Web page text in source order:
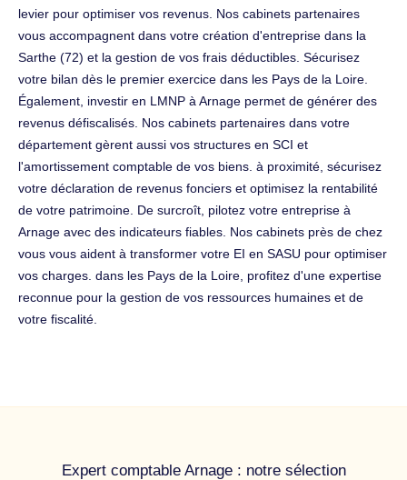
levier pour optimiser vos revenus. Nos cabinets partenaires
vous accompagnent dans votre création d'entreprise dans la
Sarthe (72) et la gestion de vos frais déductibles. Sécurisez
votre bilan dès le premier exercice dans les Pays de la Loire.
Également, investir en LMNP à Arnage permet de générer des
revenus défiscalisés. Nos cabinets partenaires dans votre
département gèrent aussi vos structures en SCI et
l'amortissement comptable de vos biens. à proximité, sécurisez
votre déclaration de revenus fonciers et optimisez la rentabilité
de votre patrimoine. De surcroît, pilotez votre entreprise à
Arnage avec des indicateurs fiables. Nos cabinets près de chez
vous vous aident à transformer votre EI en SASU pour optimiser
vos charges. dans les Pays de la Loire, profitez d'une expertise
reconnue pour la gestion de vos ressources humaines et de
votre fiscalité.
Expert comptable Arnage : notre sélection